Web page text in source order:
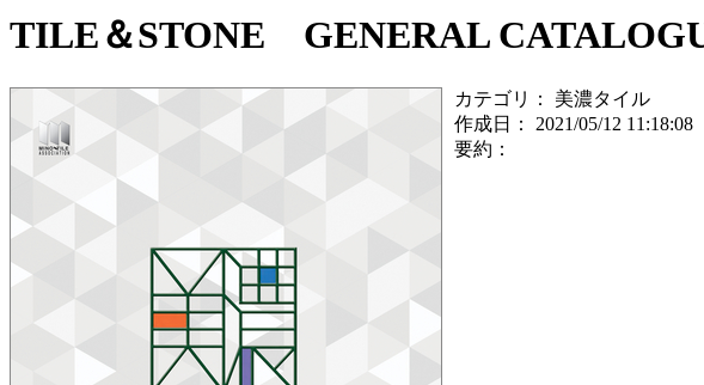
TILE＆STONE GENERAL
カテゴリ：
美濃タイル
作成日：
2021/05/12 11:18:08
要約：